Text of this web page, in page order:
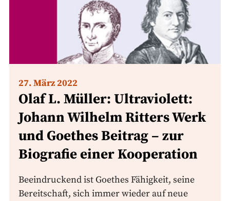
27. März 2022
Olaf L. Müller: Ultraviolett:
Johann Wilhelm Ritters Werk
und Goethes Beitrag – zur
Biografie einer Kooperation
Beeindruckend ist Goethes Fähigkeit, seine
Bereitschaft, sich immer wieder auf neue